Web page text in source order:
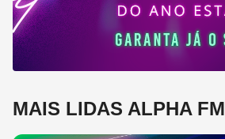
MAIS LIDAS ALPHA FM